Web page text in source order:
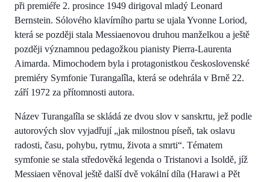
při premiéře 2. prosince 1949 dirigoval mladý Leonard
Bernstein. Sólového klavírního partu se ujala Yvonne Loriod,
která se později stala Messiaenovou druhou manželkou a ještě
později významnou pedagožkou pianisty Pierra-Laurenta
Aimarda. Mimochodem byla i protagonistkou československé
premiéry Symfonie Turangalîla, která se odehrála v Brně 22.
září 1972 za přítomnosti autora.
Název Turangalîla se skládá ze dvou slov v sanskrtu, jež podle
autorových slov vyjadřují „jak milostnou píseň, tak oslavu
radosti, času, pohybu, rytmu, života a smrti“. Tématem
symfonie se stala středověká legenda o Tristanovi a Isoldě, jíž
Messiaen věnoval ještě další dvě vokální díla (Harawi a Pět